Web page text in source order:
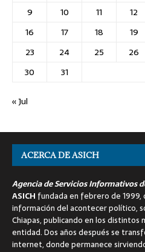
9
10 11 12
16
17 18 19
23
24 25 26
30
31
« Jul
ACERCA DE ASICH
Agencia de Servicios Informativos
ASICH fundada en febrero de
información del acontecer político,
Chiapas, publicando en los distintos
entidad. Dos años después se
internet, donde permanece